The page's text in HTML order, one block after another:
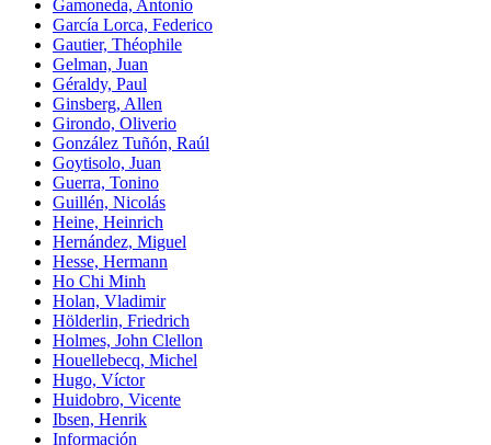
Gamoneda, Antonio
García Lorca, Federico
Gautier, Théophile
Gelman, Juan
Géraldy, Paul
Ginsberg, Allen
Girondo, Oliverio
González Tuñón, Raúl
Goytisolo, Juan
Guerra, Tonino
Guillén, Nicolás
Heine, Heinrich
Hernández, Miguel
Hesse, Hermann
Ho Chi Minh
Holan, Vladimir
Hölderlin, Friedrich
Holmes, John Clellon
Houellebecq, Michel
Hugo, Víctor
Huidobro, Vicente
Ibsen, Henrik
Información